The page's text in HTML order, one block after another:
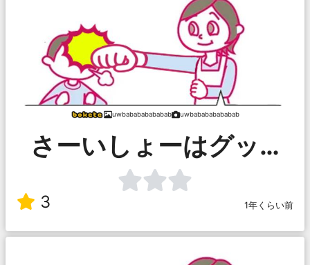
uwbabababababab uwbabababababab
さーいしょーはグッ…
3 1年くらい前